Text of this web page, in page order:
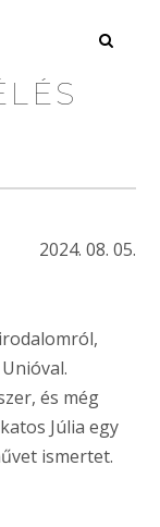
2024. 08. 05.
és még
Júlia egy
ismertet.